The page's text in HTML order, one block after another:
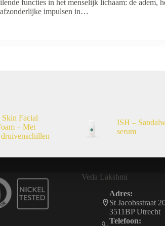
functies in het menselijk lichaam: de adem,
afzonderlijke impulsen in…
Facial
– Met
ISH –
serum
Veda Lakshmi
Adres:
St Jacobsstraat
3511BP Utrecht
Telefoon: